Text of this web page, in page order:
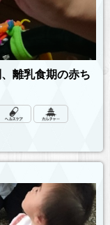
離乳食期の赤ち